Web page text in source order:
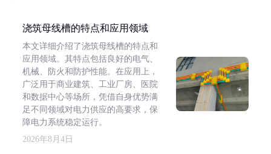
浇筑母线槽的特点和应用领域
本文详细介绍了浇筑母线槽的特点和
应用领域。其特点包括良好的电气、
机械、防火和防护性能。在应用上，
广泛用于商业建筑、工业厂房、医院
和数据中心等场所，凭借自身优势满
足不同领域对电力供应的高要求，保
障电力系统稳定运行。
2026年8月4日